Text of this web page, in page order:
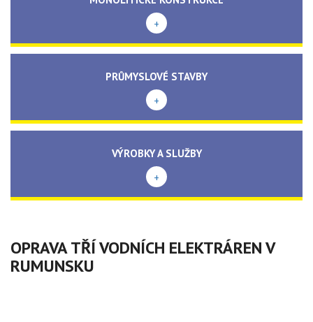
+
PRŮMYSLOVÉ STAVBY
+
VÝROBKY A SLUŽBY
+
OPRAVA TŘÍ VODNÍCH ELEKTRÁREN V
RUMUNSKU